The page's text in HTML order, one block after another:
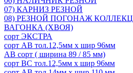
07) КАРНИЗ РЕЗНОЙ
08) РЕЗНОЙ ПОГОНАЖ
ВАГОНКА (ХВОЯ)
сорт ЭКСТРА
сорт АВ тол.12,5мм х шир 96мм
АВ сорт ( ширина 89 / 85 мм)
сорт ВС тол.12,5мм х шир 96мм